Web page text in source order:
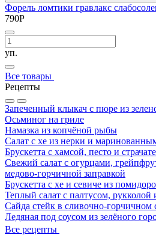
Форель ломтики гравлакс
790Р
уп.
Все товары
Рецепты
Запеченный клыкач с пюре из
Осьминог на гриле
Намазка из копчёной рыбы
Салат с хе из нерки и
Брускетта с хамсой, песто и
Свежий салат с огурцами,
медово-горчичной заправкой
Брускетта с хе и севиче из
Теплый салат с палтусом,
Сайда стейк в сливочно-горчичном
Ледяная под соусом из зелёного
Все рецепты